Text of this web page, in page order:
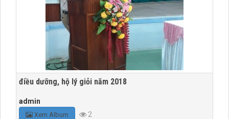
điều dưỡng, hộ lý giỏi năm 2018
admin
Xem Album 2